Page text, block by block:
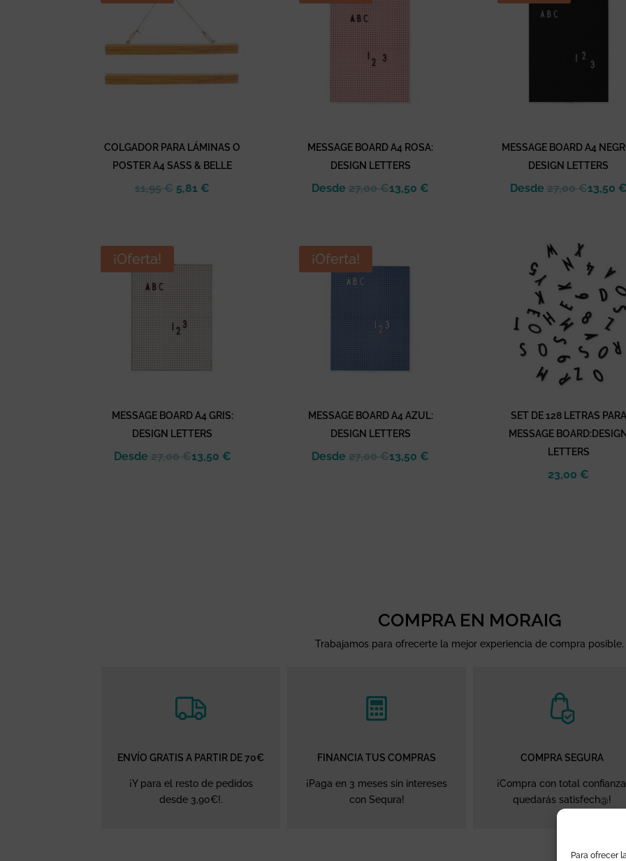
Para ofrecer
COLGADOR PARA LÁMINAS O
POSTER A4 SASS & BELLE
11,95 € El
5,81 €
MESSAGE BOARD A4 ROSA:
DESIGN LETTERS
Desde 27,00 €13,50 €
MESSAGE BOARD A4
DESIGN LETTERS
Desde 27,00 €13,50
¡Oferta!
MESSAGE BOARD A4 GRIS:
DESIGN LETTERS
Desde 27,00 €13,50 €
¡Oferta!
MESSAGE BOARD A4 AZUL:
DESIGN LETTERS
Desde 27,00 €13,50 €
SET DE 128 LETRAS PARA
MESSAGE
LETTERS
23,00 €
COMPRA EN MORAIG
Trabajamos para ofrecerte la mejor experiencia de compra posible.
ENVÍO GRATIS A PARTIR DE 70€
¡Y para el resto de pedidos
desde 3,90€!.
FINANCIA TUS COMPRAS
¡Paga en 3 meses sin intereses
con Sequra!
COMPRA SEGURA
¡Compra con total
quedarás satisfech@!